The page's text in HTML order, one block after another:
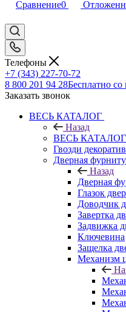
Сравнение0
Телефоны
+7 (343) 227-70-72
8 800 201 94 28Бесплатно со
Заказать звонок
ВЕСЬ КАТАЛОГ
Назад
ВЕСЬ КАТАЛОГ
Гвозди
Дверная
Назад
Дверная
Глазок
Доводчик
Завертка
Задвижка
Ключевина
Защелка
Механизм